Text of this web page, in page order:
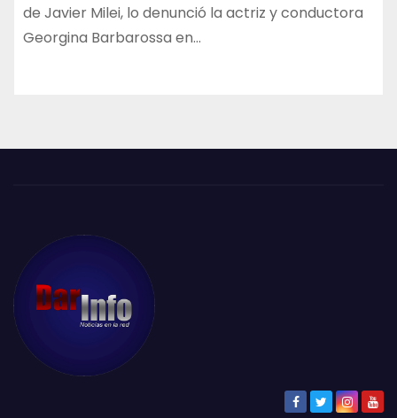
de Javier Milei, lo denunció la actriz y conductora
Georgina Barbarossa en…